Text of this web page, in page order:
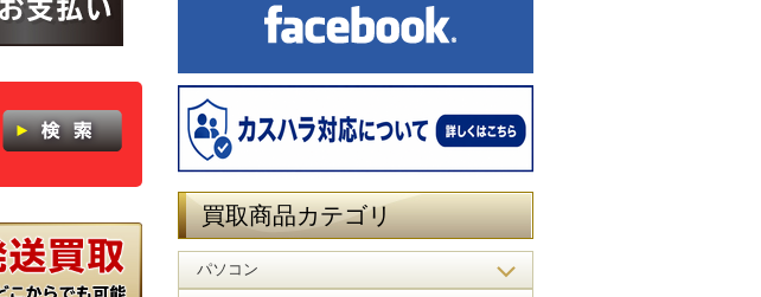
買取商品カテゴリ
パソコン